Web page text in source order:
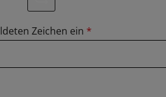
Zeichen ein *